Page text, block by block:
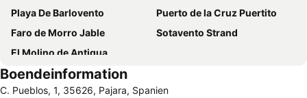
Playa De Barlovento
Puerto de la Cruz Puertito
Faro de Morro Jable
Sotavento Strand
El Molino de Antigua
Boendeinformation
C. Pueblos, 1, 35626, Pajara, Spanien